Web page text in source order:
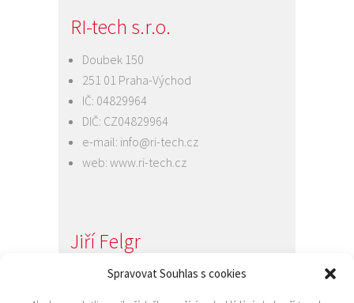
Spravovat Souhlas s cookies
RI-tech s.r.o.
Doubek 150
251 01 Praha-Východ
IČ: 04829964
DIČ: CZ04829964
e-mail: info@ri-tech.cz
web: www.ri-tech.cz
Jiří Felgr
Jednatel společnosti